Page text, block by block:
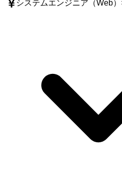
システムエンジニア（Web）